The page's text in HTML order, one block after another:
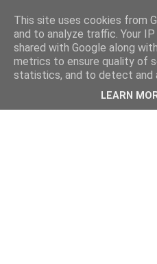
This site uses cookies from
and to analyze traffic. Your
shared with Google along
metrics to ensure quality of
statistics, and to detect and
LEARN